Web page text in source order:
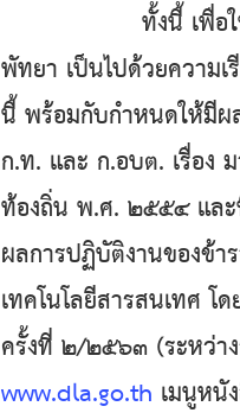
ทั้งนี้ เพื่อให้การบริ
พัทยา เป็นไปด้วยความ
นี้ พร้อมกับกำหนดให้มีผ
ก.ท. และ ก.อบต. เรื่อง
ท้องถิ่น พ.ศ. ๒๕๕๔ แล
ผลการปฏิบัติงานของข้า
เทคโนโลยีสารสนเทศ
ครั้งที่ ๒/๒๕๖๓ (ระหว่า
www.dla.go.th เมนูหนั